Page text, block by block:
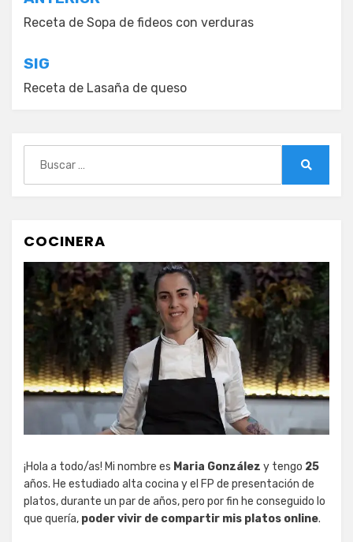
de
entradas
Receta de Sopa de fideos con verduras
SIG
Receta de Lasaña de queso
COCINERA
¡Hola a todo/as! Mi nombre es Maria González y tengo 25
años. He estudiado alta cocina y el FP de presentación de
platos, durante un par de años, pero por fin he conseguido lo
que quería, poder vivir de compartir mis platos online.